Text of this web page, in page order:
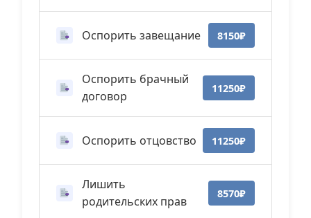
Оспорить завещание 8150₽
Оспорить брачный
договор
11250₽
Оспорить отцовство 11250₽
Лишить
родительских прав
8570₽